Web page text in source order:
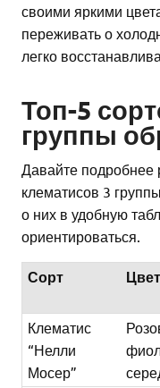
своими яркими
переживать о
легко
Топ-5
группы
Давайте подробнее
клематисов 3
о них в удобную
ориентироваться.
Сорт Цвет
Клематис
“Нелли
Мосер”